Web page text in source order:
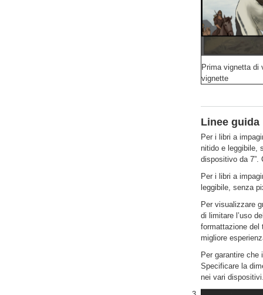
Prima vignetta di
vignette
Linee
Per i libri a
nitido e leggibile,
dispositivo da 7”.
Per i libri a
leggibile, senza
Per visualizzare
di limitare l’uso
formattazione del
migliore
Per garantire
Specificare la
nei vari